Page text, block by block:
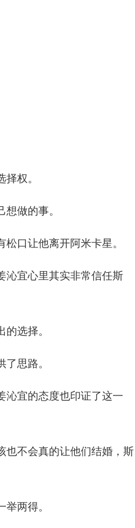
权。
做的事。
口让他离开阿米卡星。
宜心里其实非常信任斯
选择。
思路。
宜的态度也印证了这一
不会真的让他们结婚，斯
两得。